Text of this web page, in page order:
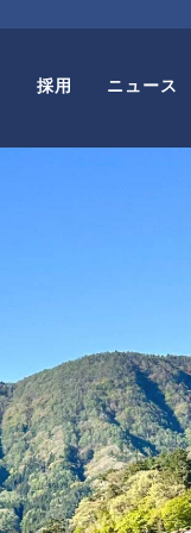
採用 ニュース